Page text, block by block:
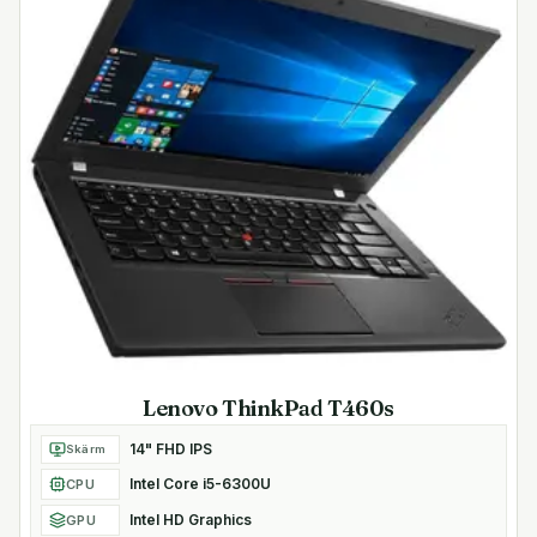
Start Gen6, vilken automatiskt återställer BIOS efter
skadlig kod, rootkits eller korruption.
HDMI
HDMI 2.0b-utgången låter dig ansluta datorn till en HD-
TV eller projektor så du kan spela upp videos i Ultra HD
2160p på stor skärm.
Säkerhetsfunktioner
- Fingeravtrycksläsare för säker inloggning
- Stödjer TPM 2.0-auktorisering
- HP Sure Start G5, HP DriveLock, HP BIOSphere och HP
SureClick för omfattande säkerhet
- HP Manageability Integration Kit för enkel distribution
- Plats för Kensingtonlås
Anslutningar
- 2x USB-C 3.2 Gen1-portar
- 2x USB-A 3.2 Gen1-portar (en med
Lenovo ThinkPad T460s
Skärm 14" FHD IPS
CPU Intel Core i5-6300U
GPU Intel HD Graphics